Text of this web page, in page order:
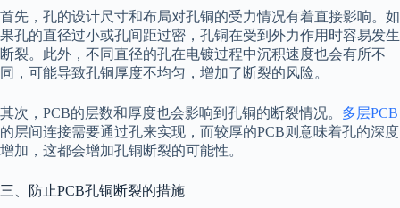
首先，孔的设计尺寸和布局对孔铜的受力情况有着直接影响。如
果孔的直径过小或孔间距过密，孔铜在受到外力作用时容易发生
断裂。此外，不同直径的孔在电镀过程中沉积速度也会有所不
同，可能导致孔铜厚度不均匀，增加了断裂的风险。
其次，PCB的层数和厚度也会影响到孔铜的断裂情况。 多层PCB
的层间连接需要通过孔来实现，而较厚的PCB则意味着孔的深度
增加，这都会增加孔铜断裂的可能性。
三、防止PCB孔铜断裂的措施